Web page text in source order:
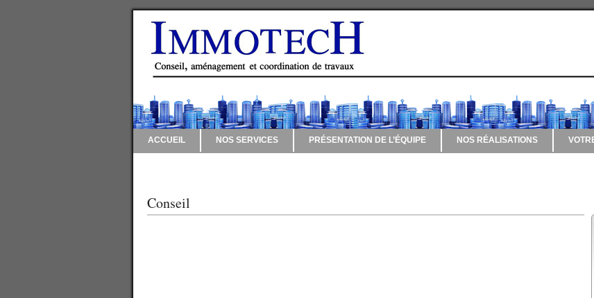
ACCUEIL NOS SERVICES PRÉSENTATION DE L’ÉQUIPE NOS RÉALISATIONS
Conseil